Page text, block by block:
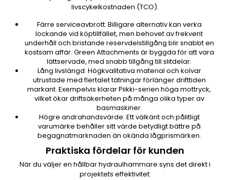
livscykelkostnaden (TCO).
Färre serviceavbrott: Billigare alternativ kan verka
lockande vid köptillfället, men behovet av frekvent
underhåll och bristande reservdelstillgång blir snabbt en
kostsam affär. Green Attachments är byggda för att vara
lättservade, med snabb tillgång till slitdelar.
Lång livslängd: Högkvalitativa material och kolvar
utrustade med flertalet tätningar förlänger drifttiden
markant. Exempelvis klarar Piikki-serien höga mottryck,
vilket ökar driftsäkerheten på många olika typer av
basmaskiner.
Högre andrahandsvärde: Ett välkänt och pålitligt
varumärke behåller sitt värde betydligt bättre på
begagnatmarknaden än okända lågprismärken.
Praktiska fördelar för kunden
När du väljer en hållbar hydraulhammare syns det direkt i
projektets effektivitet: